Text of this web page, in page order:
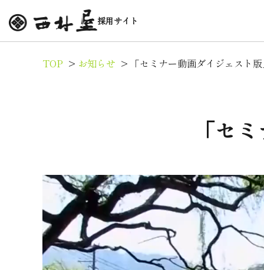
採用サイト
TOP > お知らせ > 「セミナー動画ダイジェスト
「セ